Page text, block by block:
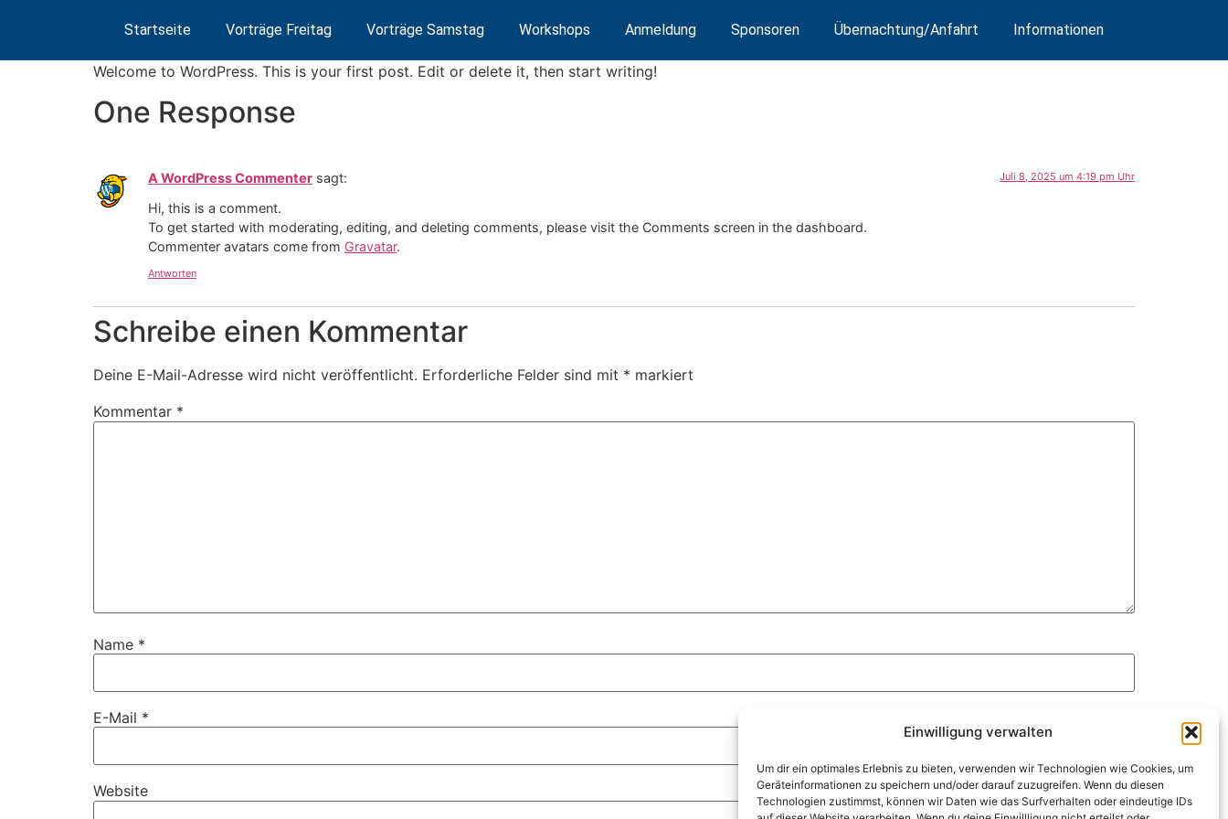
Einwilligung verwalten
Um dir ein optimales Erlebnis zu bieten, verwenden wir Technologien wie Cookies, um
Geräteinformationen zu speichern und/oder darauf zuzugreifen. Wenn du diesen
Technologien zustimmst, können wir Daten wie das Surfverhalten oder eindeutige IDs
Startseite Vorträge Freitag Vorträge Samstag Workshops Anmeldung Sponsoren Übernachtung/Anfahrt Informationen
Welcome to WordPress. This is your first post. Edit or delete it, then start writing!
One Response
A WordPress Commenter sagt: Juli 8, 2025 um 4:19 pm Uhr
Hi, this is a comment.
To get started with moderating, editing, and deleting comments, please visit the Comments screen in the dashboard.
Commenter avatars come from Gravatar.
Antworten
Schreibe einen Kommentar
Deine E-Mail-Adresse wird nicht veröffentlicht. Erforderliche Felder sind mit * markiert
Kommentar *
Name *
E-Mail *
Website